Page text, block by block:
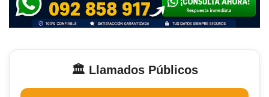
🏛️ Llamados Públicos